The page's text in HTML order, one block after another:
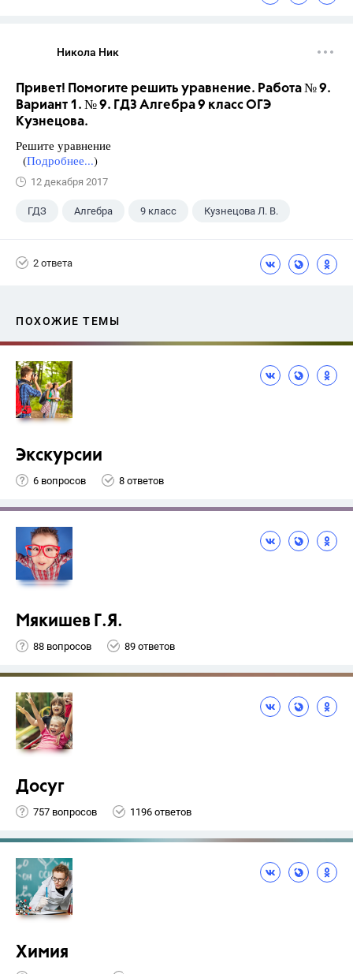
Никола Ник
Привет! Помогите решить уравнение. Работа № 9.
Вариант 1. № 9. ГДЗ Алгебра 9 класс ОГЭ
Кузнецова.
Решите уравнение
(Подробнее...)
12 декабря 2017
ГДЗ Алгебра 9 класс Кузнецова Л. В.
2 ответа
ПОХОЖИЕ ТЕМЫ
Экскурсии
6 вопросов 8 ответов
Мякишев Г.Я.
88 вопросов 89 ответов
Досуг
757 вопросов 1196 ответов
Химия